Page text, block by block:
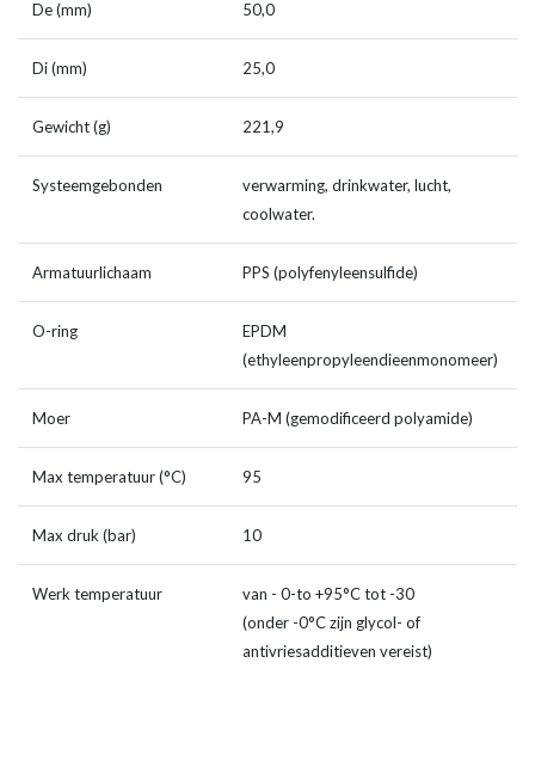
De (mm) 50,0
Di (mm) 25,0
Gewicht (g) 221,9
Systeemgebonden
verwarming, drinkwater, lucht,
coolwater.
Armatuurlichaam PPS (polyfenyleensulfide)
O-ring
EPDM
(ethyleenpropyleendieenmonomeer)
Moer PA-M (gemodificeerd polyamide)
Max temperatuur (°C) 95
Max druk (bar) 10
Werk temperatuur
van - 0-to +95°C tot -30
(onder -0°C zijn glycol- of
antivriesadditieven vereist)